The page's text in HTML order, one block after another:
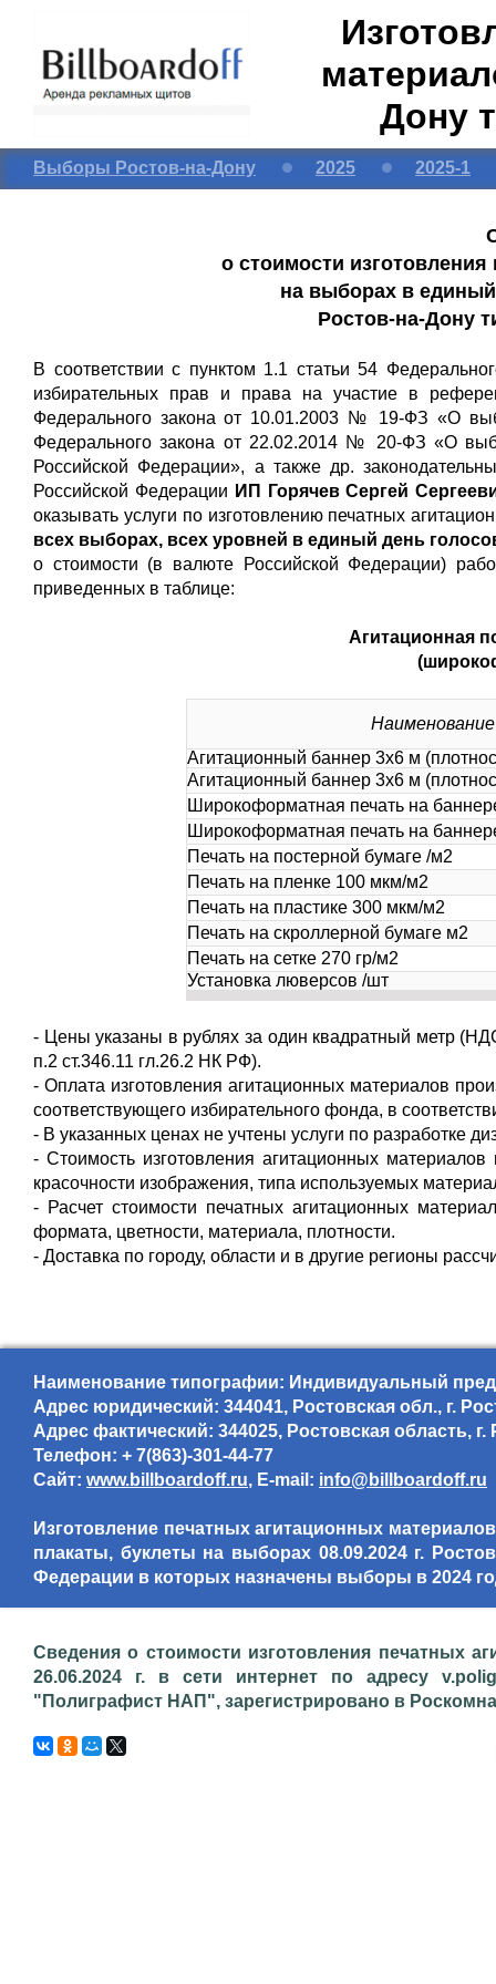
Дону
Выборы Ростов-на-Дону 2025 2025-1
о стоимости
на выборах в единый
Ростов-на-Дону
В соответствии с пунктом 1.1 статьи 54
избирательных прав и права на участие в
Федерального закона от 10.01.2003 № 19-ФЗ «О
Федерального закона от 22.02.2014 № 20-ФЗ «О
Российской Федерации», а также др.
Российской Федерации ИП Горячев Сергей
оказывать услуги по изготовлению печатных
всех выборах, всех уровней в единый день
о стоимости (в валюте Российской Федерации)
приведенных в таблице:
Агитационная
Наименование
Агитационный баннер 3х6 м
Агитационный баннер 3х6 м
Широкоформатная печать на
Широкоформатная печать на
Печать на постерной бумаге /м2
Печать на пленке 100 мкм/м2
Печать на пластике 300 мкм/м2
Печать на скроллерной бумаге м2
Печать на сетке 270 гр/м2
Установка люверсов /шт
- Цены указаны в рублях за один квадратный метр
п.2 ст.346.11 гл.26.2 НК РФ).
- Оплата изготовления агитационных материалов
соответствующего избирательного фонда, в
- В указанных ценах не учтены услуги по разработке
- Стоимость изготовления агитационных
красочности изображения, типа используемых
- Расчет стоимости печатных агитационных
формата, цветности, материала, плотности.
- Доставка по городу, области и в другие регионы
Наименование типографии: Индивидуальный
Адрес юридический: 344041, Ростовская обл., г.
Адрес фактический: 344025, Ростовская область,
Телефон: + 7(863)-301-44-77
Сайт: www.billboardoff.ru, E-mail: info@billboardoff.ru
Изготовление печатных агитационных
плакаты, буклеты на выборах 08.09.2024 г.
Федерации в которых назначены выборы в 2024
Сведения о стоимости изготовления печатных
26.06.2024 г. в сети интернет по адресу
"Полиграфист НАП", зарегистрировано в